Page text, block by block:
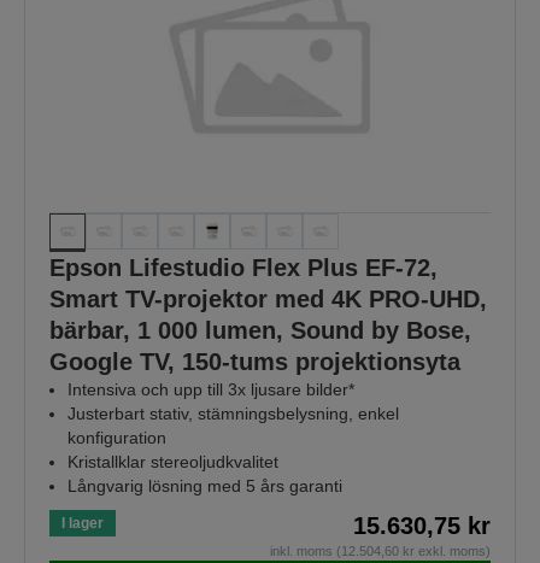
Epson Lifestudio Flex Plus EF-72,
Smart TV-projektor med 4K PRO-UHD,
bärbar, 1 000 lumen, Sound by Bose,
Google TV, 150-tums projektionsyta
Intensiva och upp till 3x ljusare bilder*
Justerbart stativ, stämningsbelysning, enkel
konfiguration
Kristallklar stereoljudkvalitet
Långvarig lösning med 5 års garanti
I lager 15.630,75 kr
inkl. moms (12.504,60 kr exkl. moms)